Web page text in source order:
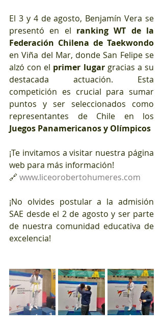
El 3 y 4 de agosto, Benjamín Vera se
presentó en el ranking WT de la
Federación Chilena de Taekwondo
en Viña del Mar, donde San Felipe se
alzó con el primer lugar gracias a su
destacada actuación. Esta
competición es crucial para sumar
puntos y ser seleccionados como
representantes de Chile en los
Juegos Panamericanos y Olímpicos
¡Te invitamos a visitar nuestra página
web para más información!
🔗 www.liceorobertohumeres.com
¡No olvides postular a la admisión
SAE desde el 2 de agosto y ser parte
de nuestra comunidad educativa de
excelencia!